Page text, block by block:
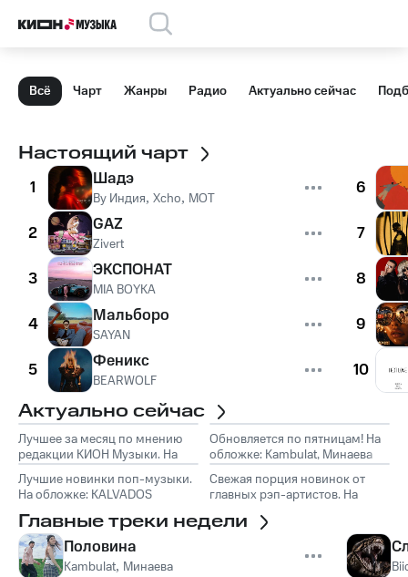
Всё Чарт Жанры Радио Актуально сейчас
Настоящий чарт
1 Шадэ
By Индия, Xcho, MOT
2 GAZ
Zivert
3 ЭКСПОНАТ
MIA BOYKA
4 Мальборо
SAYAN
5 Феникс
BEARWOLF
6
7
8
9
10
Актуально сейчас
Лучшее за месяц по мнению
редакции КИОН Музыки. На
обложке: Marselle
Обновляется по пятницам! На
обложке: Kambulat, Минаева
Лучшие новинки поп-музыки.
На обложке: KALVADOS
Свежая порция новинок от
главных рэп-артистов. На
Главные треки недели
Половина
Kambulat, Минаева